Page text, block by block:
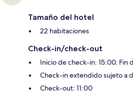
Tamaño del hotel
22 habitaciones
Check-in/check-out
Inicio de check-in: 15:00. Fin
Check-in extendido sujeto a
Check-out: 11:00